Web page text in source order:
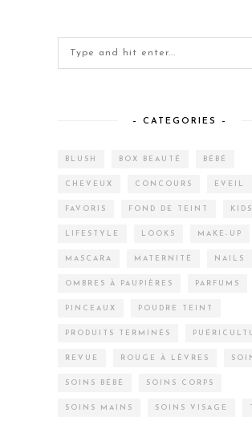
– CATEGORIES –
BLUSH BOX BEAUTÉ BÉBÉ
CHEVEUX CONCOURS EVEIL
FAVORIS FOND DE TEINT KIDS
LIFESTYLE LOOKS MAKE-UP
MASCARA MATERNITÉ NAILS
OMBRES À PAUPIÈRES PARFUMS
PINCEAUX POUDRE TEINT
PRODUITS TERMINÉS
REVUE ROUGE À LÈVRES
SOINS BÉBÉ SOINS CORPS
SOINS MAINS SOINS VISAGE